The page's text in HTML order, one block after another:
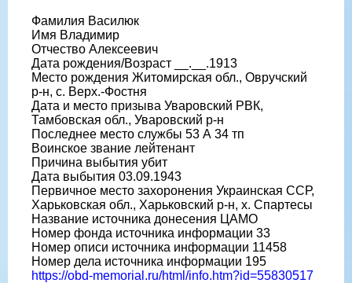
Фамилия Василюк
Имя Владимир
Отчество Алексеевич
Дата рождения/Возраст __.__.1913
Место рождения Житомирская обл., Овручский
р-н, с. Верх.-Фостня
Дата и место призыва Уваровский РВК,
Тамбовская обл., Уваровский р-н
Последнее место службы 53 А 34 тп
Воинское звание лейтенант
Причина выбытия убит
Дата выбытия 03.09.1943
Первичное место захоронения Украинская ССР,
Харьковская обл., Харьковский р-н, х. Спартесы
Название источника донесения ЦАМО
Номер фонда источника информации 33
Номер описи источника информации 11458
Номер дела источника информации 195
https://obd-memorial.ru/html/info.htm?id=55830517